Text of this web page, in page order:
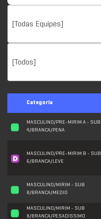
[Todas Equipes]
[Todos]
Categoria
MASCULINO/PRE-MIRIM A - SUB
4/BRANCA/PENA
MASCULINO/PRE-MIRIM B - SUB
6/BRANCA/LEVE
MASCULINO/MIRIM - SUB
8/BRANCA/MEDIO
MASCULINO/MIRIM - SUB
8/BRANCA/PESADISSIMO